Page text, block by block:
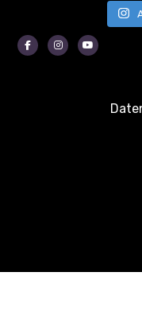
FacebookInstagram